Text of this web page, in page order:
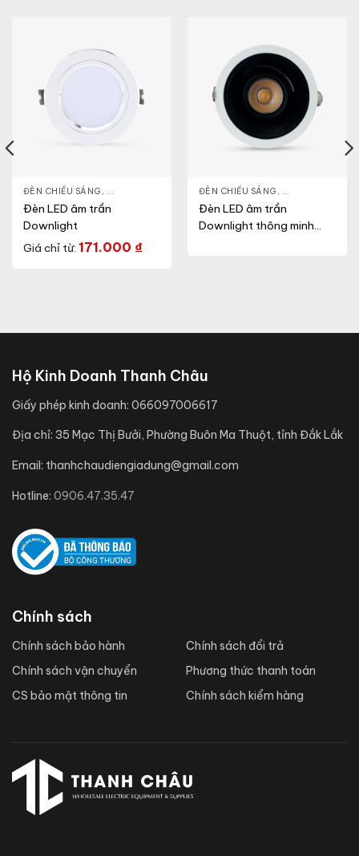
ĐÈN CHIẾU SÁNG , ĐÈN LED DOWNLIGHT, THIẾT BỊ CHIẾU SÁNG
Đèn LED âm trần
Downlight
Giá chỉ từ: 171.000 ₫
ĐÈN CHIẾU SÁNG , ĐÈN LED
Đèn LED âm trần
Downlight thông minh
, THIẾT BỊ CHIẾU SÁNG
Hộ Kinh Doanh Thanh Châu
Giấy phép kinh doanh: 066097006617
Địa chỉ: 35 Mạc Thị Bưởi, Phường Buôn Ma Thuột, tỉnh Đắk Lắk
Email: thanhchaudiengiadung@gmail.com
Hotline: 0906.47.35.47
Chính sách
Chính sách bảo hành
Chính sách vận chuyển
CS bảo mật thông tin
Chính sách đổi trả
Phương thức thanh toán
Chính sách kiểm hàng